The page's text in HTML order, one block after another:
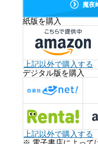
魔夜
紙版を購入
上記以外で購入する
デジタル版を購入
上記以外で購入する